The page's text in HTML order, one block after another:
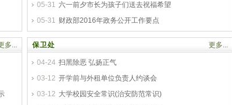
05-31 六一前夕市长为孩子们送去祝福希望
05-31 财政部2016年政务公开工作要点
多... 保卫处 更多...
04-24 扫黑除恶 弘扬正气
03-12 开学前与外租单位负责人约谈会
03-12 大学校园安全常识(治安防范常识)